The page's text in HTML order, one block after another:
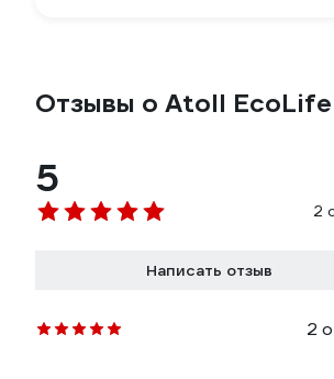
Отзывы о Atoll
5
2
Написать отзыв
2